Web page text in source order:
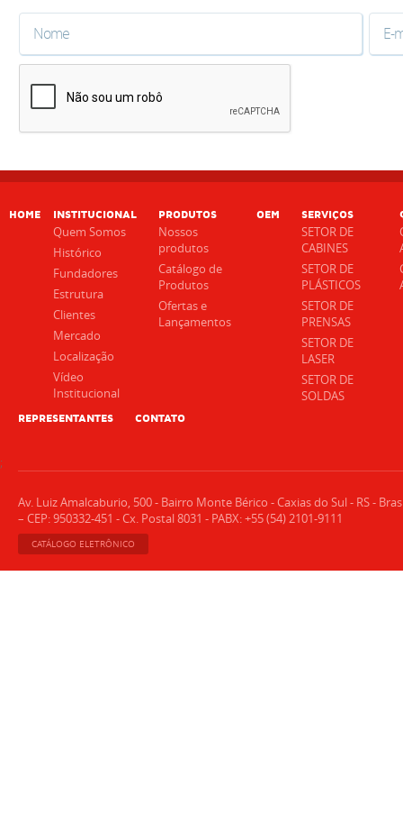
HOME INSTITUCIONAL
Quem Somos
Histórico
Fundadores
Estrutura
Clientes
Mercado
Localização
Vídeo
Institucional
PRODUTOS
Nossos
produtos
Catálogo de
Produtos
Ofertas e
Lançamentos
OEM SERVIÇOS
SETOR DE
CABINES
SETOR DE
PLÁSTICOS
SETOR DE
PRENSAS
SETOR DE
LASER
SETOR DE
SOLDAS
REPRESENTANTES CONTATO
;
Av. Luiz Amalcaburio, 500 - Bairro Monte Bérico - Caxias do Sul - RS -
– CEP: 950332-451 - Cx. Postal 8031 - PABX: +55 (54) 2101-9111
CATÁLOGO ELETRÔNICO